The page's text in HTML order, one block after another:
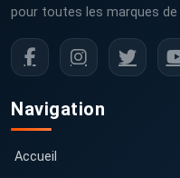
pour toutes les marques de
Navigation
Accueil